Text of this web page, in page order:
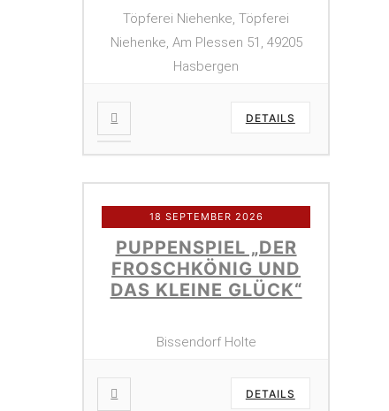
Töpferei Niehenke, Töpferei
Niehenke, Am Plessen 51, 49205
Hasbergen
DETAILS
18 SEPTEMBER 2026
PUPPENSPIEL „DER
FROSCHKÖNIG UND
DAS KLEINE GLÜCK“
Bissendorf Holte
DETAILS